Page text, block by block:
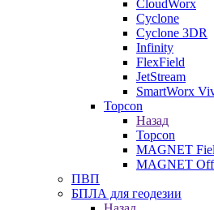
CloudWorx
Cyclone
Cyclone 3DR
Infinity
FlexField
JetStream
SmartWorx
Topcon
Назад
Topcon
MAGNET
MAGNET
ПВП
БПЛА для геодезии